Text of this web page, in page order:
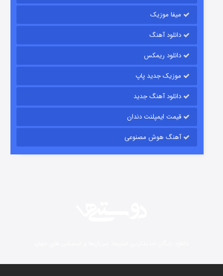
قسمت15 (دوبله) منتشر شد
زیرزمین
میفا موزیک
دانلود آهنگ
دانلود ریمکس
موزیک جدید پاپ
دانلود آهنگ جدید
قیمت ایمپلنت دندان
آهنگ هوش مصنوعی